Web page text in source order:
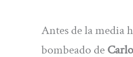
Antes de la media
bombeado de